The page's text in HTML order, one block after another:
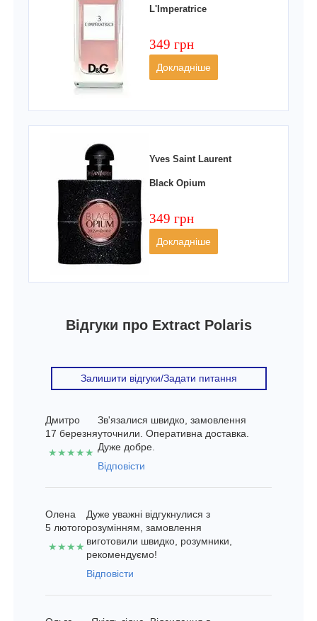
L'Imperatrice
349 грн
Докладніше
Yves Saint Laurent
Black Opium
349 грн
Докладніше
Відгуки про Extract Polaris
Залишити відгуки/Задати питання
Дмитро
17 березня
★★★★★
Зв'язалися швидко, замовлення
уточнили. Оперативна доставка.
Дуже добре.
Відповісти
Олена
5 лютого
★★★★
Дуже уважні відгукнулися з
розумінням, замовлення
виготовили швидко, розумники,
рекомендуємо!
Відповісти